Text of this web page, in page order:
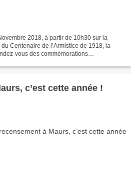
2018, à partir de 10h30 sur la
Centenaire de l’Armistice de 1918, la
vous des commémorations
c’est cette année !